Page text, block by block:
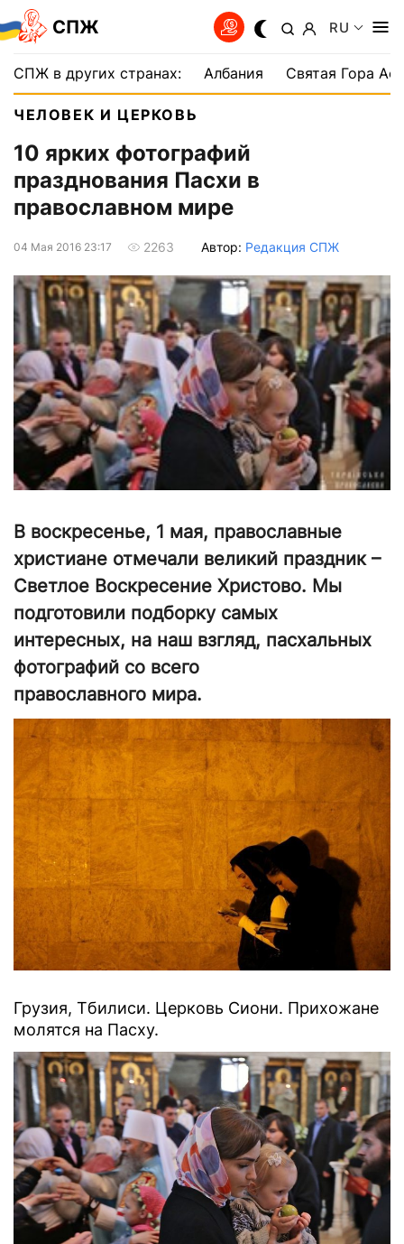
СПЖ RU
СПЖ в других странах: Албания Святая Гора
ЧЕЛОВЕК И ЦЕРКОВЬ
10 ярких фотографий
празднования Пасхи в
православном мире
04 Мая 2016 23:17 2263 Автор: Редакция СПЖ
В воскресенье, 1 мая, православные
христиане отмечали великий праздник –
Светлое Воскресение Христово. Мы
подготовили подборку самых
интересных, на наш взгляд, пасхальных
фотографий со всего
православного мира.
Грузия, Тбилиси. Церковь Сиони. Прихожане
молятся на Пасху.